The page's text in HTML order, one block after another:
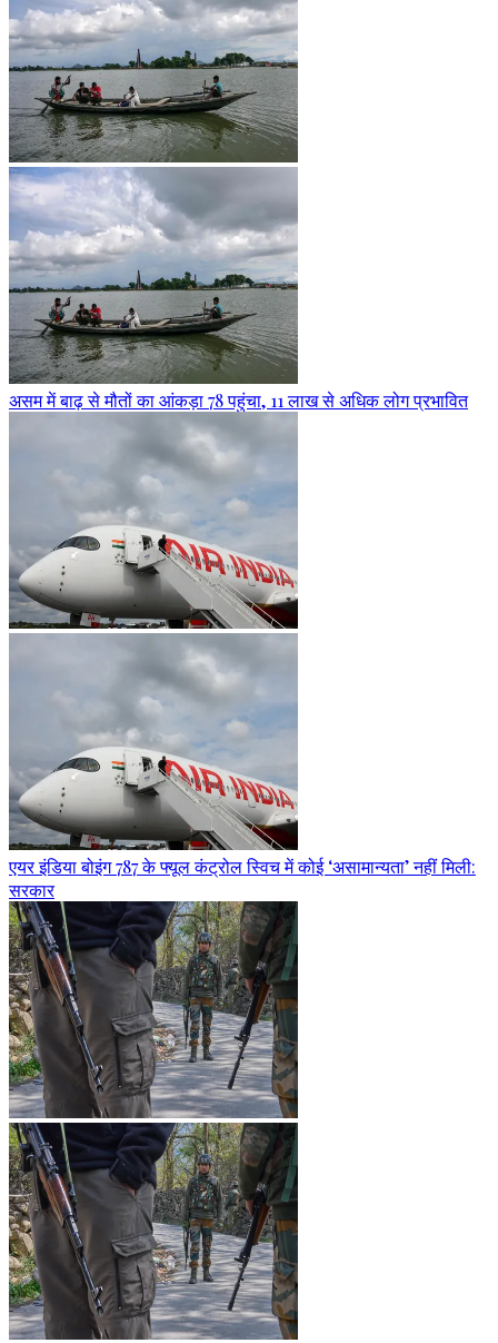
असम में बाढ़ से मौतों का आंकड़ा 78 पहुंचा, 11 लाख से अधिक लोग प्रभावित
एयर इंडिया बोइंग 787 के फ्यूल कंट्रोल स्विच में कोई ‘असामान्यता’ नहीं मिली:
सरकार